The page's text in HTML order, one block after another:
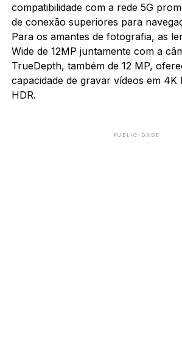
compatibilidade com a rede 5G
de conexão superiores para
Para os amantes de fotografia, as
Wide de 12MP juntamente com a
TrueDepth, também de 12 MP,
capacidade de gravar vídeos em 4K
HDR.
PUBLICIDADE